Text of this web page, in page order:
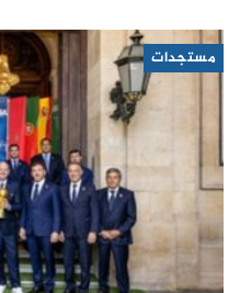
مستجدات